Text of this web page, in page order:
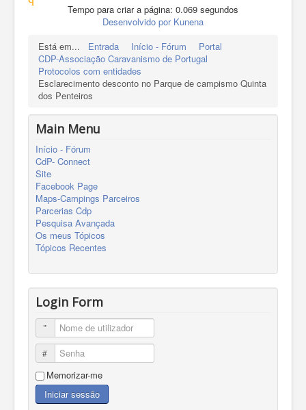
Tempo para criar a página: 0.069 segundos
Desenvolvido por Kunena
Está em...
Entrada Início - Fórum
Portal
CDP-Associação Caravanismo de Portugal
Protocolos com entidades
Esclarecimento desconto no Parque de campismo Quinta
dos Penteiros
Main Menu
Início - Fórum
CdP- Connect
Site
Facebook Page
Maps-Campings Parceiros
Parcerias Cdp
Pesquisa Avançada
Os meus Tópicos
Tópicos Recentes
Login Form
Nome de utilizador
Senha
Memorizar-me
Iniciar sessão